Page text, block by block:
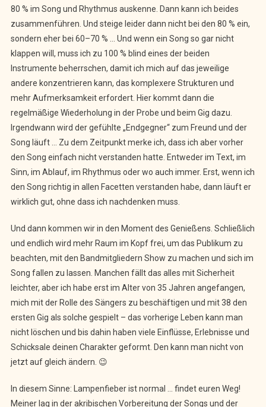
80 % im Song und Rhythmus auskenne. Dann kann ich beides
zusammenführen. Und steige leider dann nicht bei den 80 % ein,
sondern eher bei 60–70 % … Und wenn ein Song so gar nicht
klappen will, muss ich zu 100 % blind eines der beiden
Instrumente beherrschen, damit ich mich auf das jeweilige
andere konzentrieren kann, das komplexere Strukturen und
mehr Aufmerksamkeit erfordert. Hier kommt dann die
regelmäßige Wiederholung in der Probe und beim Gig dazu.
Irgendwann wird der gefühlte „Endgegner“ zum Freund und der
Song läuft … Zu dem Zeitpunkt merke ich, dass ich aber vorher
den Song einfach nicht verstanden hatte. Entweder im Text, im
Sinn, im Ablauf, im Rhythmus oder wo auch immer. Erst, wenn ich
den Song richtig in allen Facetten verstanden habe, dann läuft er
wirklich gut, ohne dass ich nachdenken muss.
Und dann kommen wir in den Moment des Genießens. Schließlich
und endlich wird mehr Raum im Kopf frei, um das Publikum zu
beachten, mit den Bandmitgliedern Show zu machen und sich im
Song fallen zu lassen. Manchen fällt das alles mit Sicherheit
leichter, aber ich habe erst im Alter von 35 Jahren angefangen,
mich mit der Rolle des Sängers zu beschäftigen und mit 38 den
ersten Gig als solche gespielt – das vorherige Leben kann man
nicht löschen und bis dahin haben viele Einflüsse, Erlebnisse und
Schicksale deinen Charakter geformt. Den kann man nicht von
jetzt auf gleich ändern. 😉
In diesem Sinne: Lampenfieber ist normal … findet euren Weg!
Meiner lag in der akribischen Vorbereitung der Songs und der